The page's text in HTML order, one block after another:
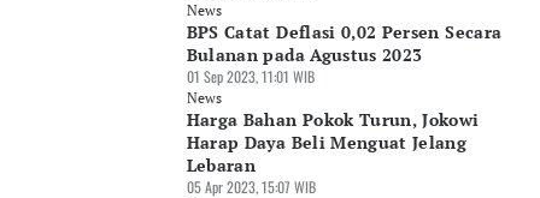
News
BPS Catat Deflasi 0,02 Persen Secara
Bulanan pada Agustus 2023
01 Sep 2023, 11:01 WIB
News
Harga Bahan Pokok Turun, Jokowi
Harap Daya Beli Menguat Jelang
Lebaran
05 Apr 2023, 15:07 WIB